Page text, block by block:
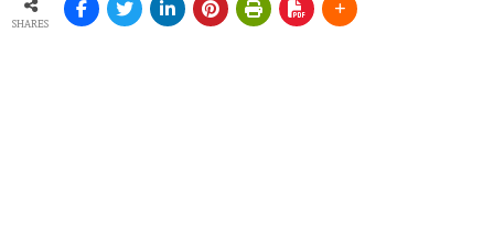
SHARES